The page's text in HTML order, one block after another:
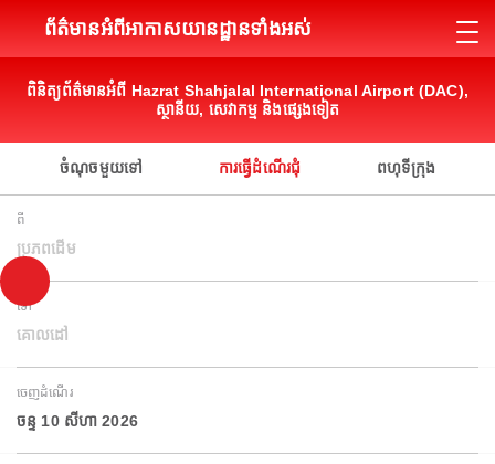
ព័ត៌មានអំពីអាកាសយានដ្ឋានទាំងអស់
ពិនិត្យព័ត៌មានអំពី Hazrat Shahjalal International Airport (DAC),
ស្ថានីយ, សេវាកម្ម និងផ្សេងទៀត
ចំណុចមួយទៅ ការធ្វើដំណើរជុំ ពហុទីក្រុង
ពី
ប្រភពដើម
ទៅ
គោលដៅ
ចេញដំណើរ
ចន្ទ 10 សីហា 2026